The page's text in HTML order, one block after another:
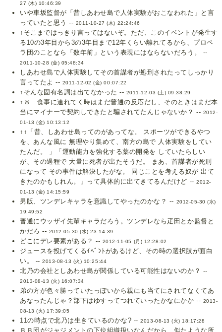
27 (木) 10:46:39
いや車坂監督が「昔しあわせ島で人体実験がおこなわれた」と言
っていたと思う -- 2011-10-27 (木) 22:24:46
↑そこまではっきり言ってはないぞ。ただ、このイベントが発生す
る10の3年目から3の3年目まで12年くらい離れてるから、プロペ
ラ団のことなら「数年前」という表現にはならないだろう。 --
2011-10-28 (金) 05:48:34
しあわせ島で人体実験してその首謀者が処刑されたってしっかり
言ってたよ -- 2011-12-02 (金) 00:07:22
↑そんな固有名詞は出てなかった -- 2011-12-03 (土) 09:38:29
↑８ 食事に連れてく時はまだ普通の反応だし、そのときはまだ本
当にマイナーで契約しできたと騙されてたんじゃないか？ -- 2012-
01-13 (金) 10:13:12
↑↑「昔、しあわせ島ってのがあってな。 スポーツができるやつ
を、あんな風に 無理やり集めて、南方の島で 人体実験をしてい
たんだ。 」「運動能力を強化する薬の開発を していたらしい
が、その過程で 大量に死者が出たそうだ。 まあ、首謀者が死刑
になって その事件は解決したがな。 同じことを考える奴が 出て
きたのかもしれん。」って具体的に出てきてるんだけど --2012-
01-13 (金) 14:15:59
男版、ツンデレキャラを意識してやったのかな？ -- 2012-05-30 (水)
19:49:52
普通にウッザイ先輩キャラだろう。ツンデレなら疋田とか監督と
かだろ -- 2012-05-30 (水) 23:14:39
どこにデレ要素がある？ -- 2012-11-05 (月) 12:28:02
ジュースを投げてくるｲﾍﾞﾝﾄがあるけど、その時の選択肢が面白
い。 --2013-08-13 (火) 10:25:44
北乃の会社としあわせ島が関係している可能性はないのか？ --
2013-08-13 (火) 16:07:34
弟の方が色々勝っていたっぽいから親にも当てにされてなくてあ
あなったんじゃ？部下はゆすってつれていったかなにかか -- 2013-
08-13 (火) 17:39:05
11の時点で北乃は生きているのかな? --2013-08-13 (火) 18:17:28
ＢＢ団がジャジメントの下位組織扱いなんだから、似たような所